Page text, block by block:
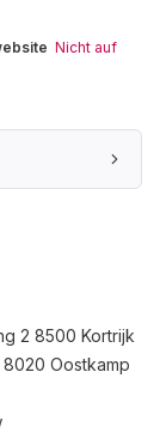
Nicht auf
2 8500 Kortrijk
Oostkamp